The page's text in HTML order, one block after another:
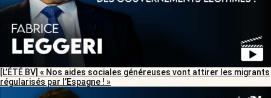
[L’ÉTÉ BV] « Nos aides sociales généreuses vont attirer les migrants
régularisés par l’Espagne ! »